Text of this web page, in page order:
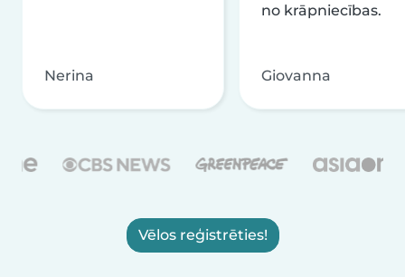
Nerina
no krāpniecības.
Giovanna
Vēlos reģistrēties!